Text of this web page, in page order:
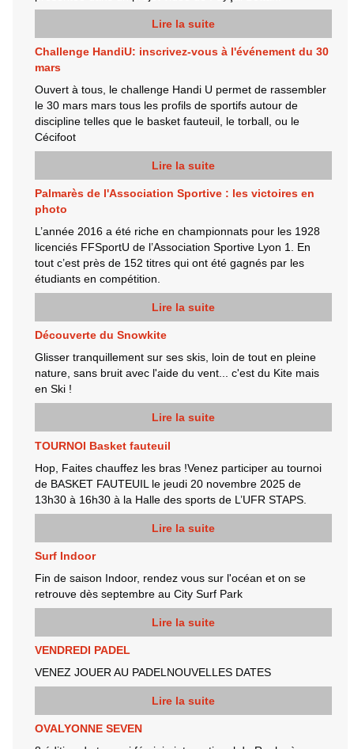
Lire la suite
Challenge HandiU: inscrivez-vous à l'événement du 30
mars
Ouvert à tous, le challenge Handi U permet de rassembler
le 30 mars mars tous les profils de sportifs autour de
discipline telles que le basket fauteuil, le torball, ou le
Cécifoot
Lire la suite
Palmarès de l'Association Sportive : les victoires en
photo
L’année 2016 a été riche en championnats pour les 1928
licenciés FFSportU de l’Association Sportive Lyon 1. En
tout c’est près de 152 titres qui ont été gagnés par les
étudiants en compétition.
Lire la suite
Découverte du Snowkite
Glisser tranquillement sur ses skis, loin de tout en pleine
nature, sans bruit avec l'aide du vent... c'est du Kite mais
en Ski !
Lire la suite
TOURNOI Basket fauteuil
Hop, Faites chauffez les bras !Venez participer au tournoi
de BASKET FAUTEUIL le jeudi 20 novembre 2025 de
13h30 à 16h30 à la Halle des sports de L’UFR STAPS.
Lire la suite
Surf Indoor
Fin de saison Indoor, rendez vous sur l'océan et on se
retrouve dès septembre au City Surf Park
Lire la suite
VENDREDI PADEL
VENEZ JOUER AU PADELNOUVELLES DATES
Lire la suite
OVALYONNE SEVEN